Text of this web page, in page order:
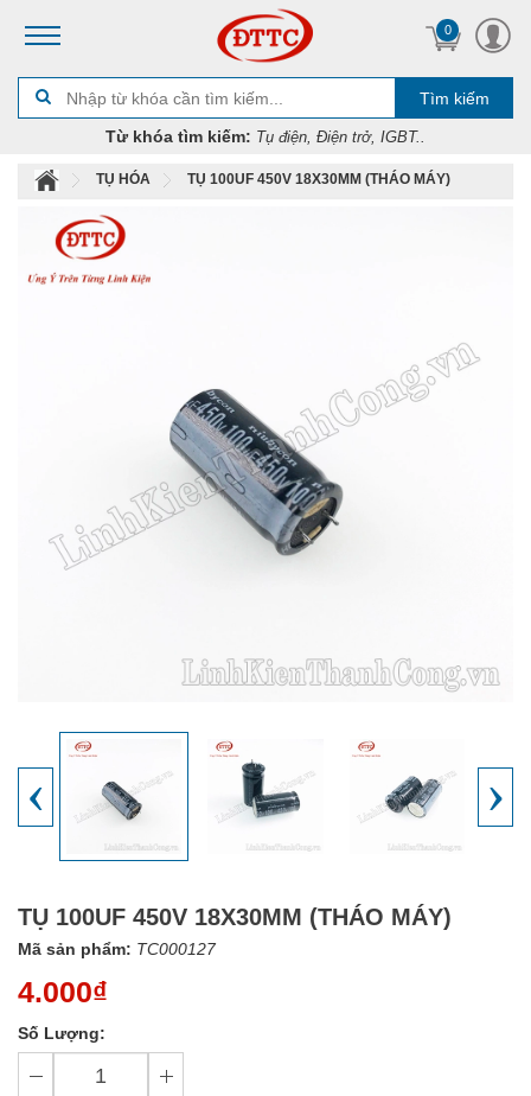
0
Tìm kiếm
Từ khóa tìm kiếm: Tụ điện, Điện trở, IGBT..
TỤ HÓA TỤ 100UF 450V 18X30MM (THÁO MÁY)
‹ ›
TỤ 100UF 450V 18X30MM (THÁO MÁY)
Mã sản phẩm: TC000127
4.000₫
Số Lượng: